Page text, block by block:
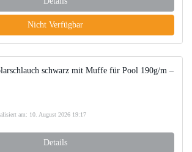
Nicht Verfügbar
schwarz mit Muffe für Pool 190g/m –
am: 10. August 2026 19:17
Details